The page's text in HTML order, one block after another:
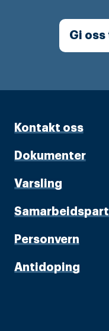
Gi
Kontakt oss
Dokumenter
Varsling
Personvern
Antidoping